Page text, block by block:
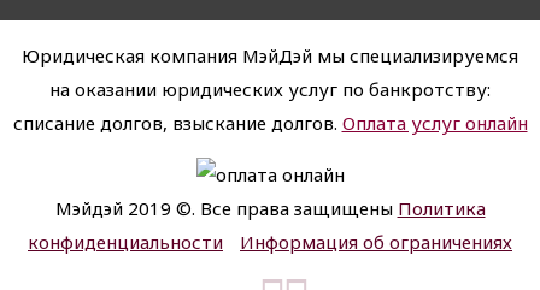
Юридическая компания МэйДэй мы специализируемся
на оказании юридических услуг по банкротству:
списание долгов, взыскание долгов. Оплата услуг онлайн
Мэйдэй 2019 ©. Все права защищены Политика
конфиденциальности
Информация об ограничениях